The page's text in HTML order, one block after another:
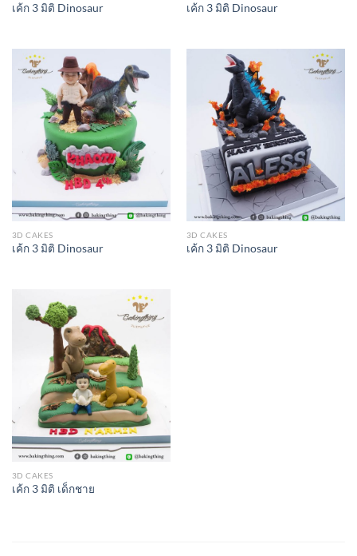
เค้ก 3 มิติ Dinosaur เค้ก 3 มิติ Dinosaur
3D CAKES
เค้ก 3 มิติ Dinosaur
3D CAKES
เค้ก 3 มิติ Dinosaur
3D CAKES
เค้ก 3 มิติ เด็กชาย